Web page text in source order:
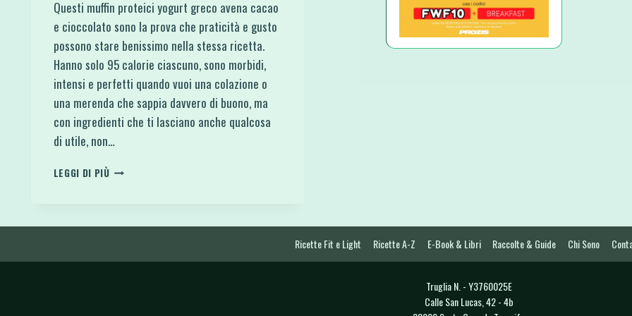
Questi muffin proteici yogurt greco avena cacao
e cioccolato sono la prova che praticità e gusto
possono stare benissimo nella stessa ricetta.
Hanno solo 95 calorie ciascuno, sono morbidi,
intensi e perfetti quando vuoi una colazione o
una merenda che sappia davvero di buono, ma
con ingredienti che ti lasciano anche qualcosa
di utile, non…
LEGGI DI PIÙMUFFIN
AVENA
Ricette Fit e Light Ricette A-Z E-Book & Libri Raccolte & Guide Chi Sono
Truglia N. - Y3760025E
Calle San Lucas, 42 - 4b